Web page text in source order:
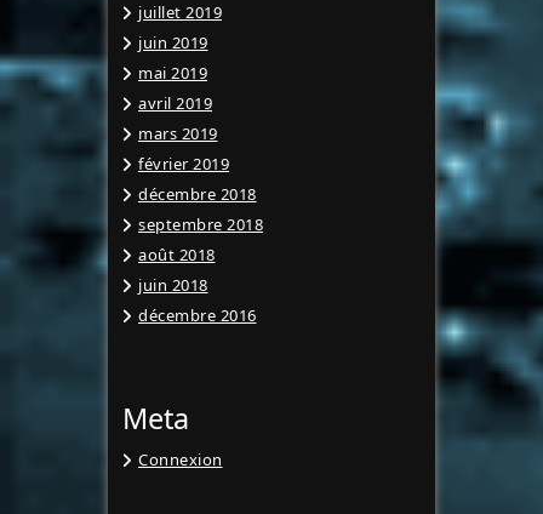
juillet 2019
juin 2019
mai 2019
avril 2019
mars 2019
février 2019
décembre 2018
septembre 2018
août 2018
juin 2018
décembre 2016
Meta
Connexion